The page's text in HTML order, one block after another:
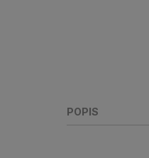
POPIS